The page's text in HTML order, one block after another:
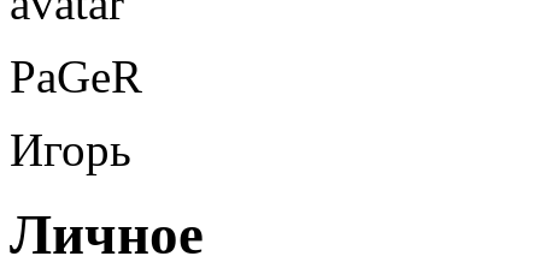
PaGeR
Игорь
Личное